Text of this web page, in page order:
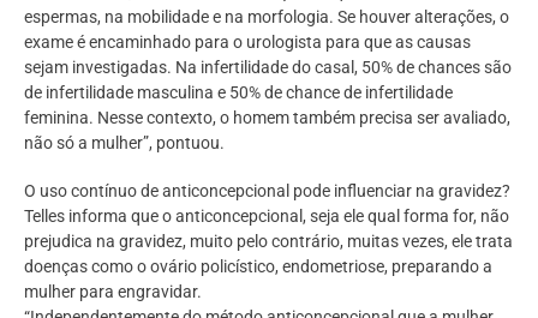
espermas, na mobilidade e na morfologia. Se houver alterações, o
exame é encaminhado para o urologista para que as causas
sejam investigadas. Na infertilidade do casal, 50% de chances são
de infertilidade masculina e 50% de chance de infertilidade
feminina. Nesse contexto, o homem também precisa ser avaliado,
não só a mulher”, pontuou.
O uso contínuo de anticoncepcional pode influenciar na gravidez?
Telles informa que o anticoncepcional, seja ele qual forma for, não
prejudica na gravidez, muito pelo contrário, muitas vezes, ele trata
doenças como o ovário policístico, endometriose, preparando a
mulher para engravidar.